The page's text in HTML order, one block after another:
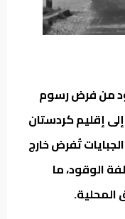
من فرض رسوم
إقليم كردستان
تُفرض خارج
الوقود، ما
المحلية.